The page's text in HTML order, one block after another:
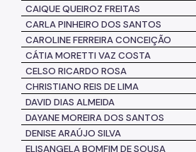
CAIQUE QUEIROZ FREITAS
CARLA PINHEIRO DOS SANTOS
CAROLINE FERREIRA CONCEIÇÃO
CÁTIA MORETTI VAZ COSTA
CELSO RICARDO ROSA
CHRISTIANO REIS DE LIMA
DAVID DIAS ALMEIDA
DAYANE MOREIRA DOS SANTOS
DENISE ARAÚJO SILVA
ELISANGELA BOMFIM DE SOUSA